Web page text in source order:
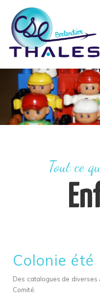
Tout ce
Colonie été
Des catalogues de
Comité.